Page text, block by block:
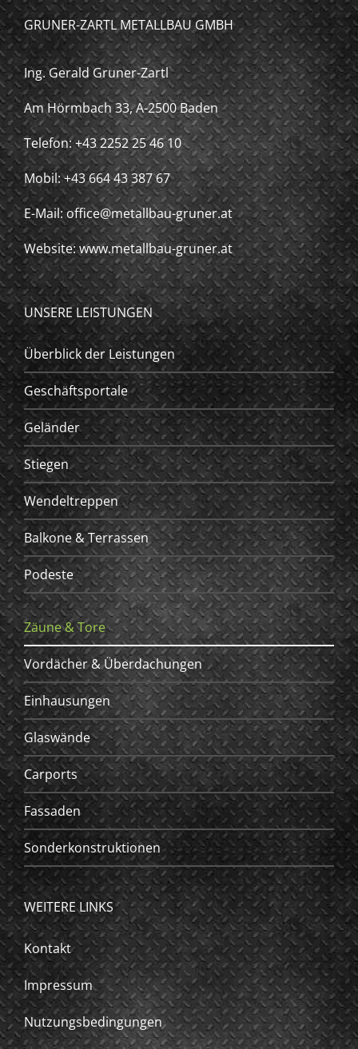
GRUNER-ZARTL METALLBAU GMBH
Ing. Gerald Gruner-Zartl
Am Hörmbach 33, A-2500 Baden
Telefon: +43 2252 25 46 10
Mobil: +43 664 43 387 67
E-Mail: office@metallbau-gruner.at
Website: www.metallbau-gruner.at
UNSERE LEISTUNGEN
Überblick der Leistungen
Geschäftsportale
Geländer
Stiegen
Wendeltreppen
Balkone & Terrassen
Podeste
Zäune & Tore
Vordächer & Überdachungen
Einhausungen
Glaswände
Carports
Fassaden
Sonderkonstruktionen
WEITERE LINKS
Kontakt
Impressum
Nutzungsbedingungen